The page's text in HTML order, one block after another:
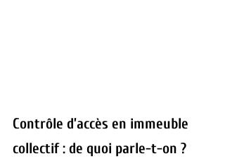
Contrôle d’accès en immeuble
collectif : de quoi parle-t-on ?